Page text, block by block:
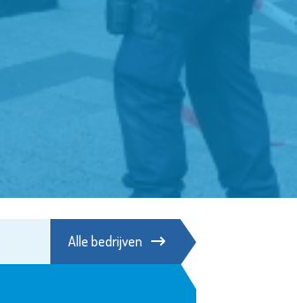
Alle bedrijven